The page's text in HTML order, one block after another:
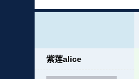
紫莲alice